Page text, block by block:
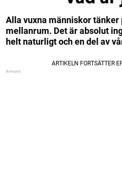
Alla vuxna människor tänker
mellanrum. Det är absolut
helt naturligt och en del av